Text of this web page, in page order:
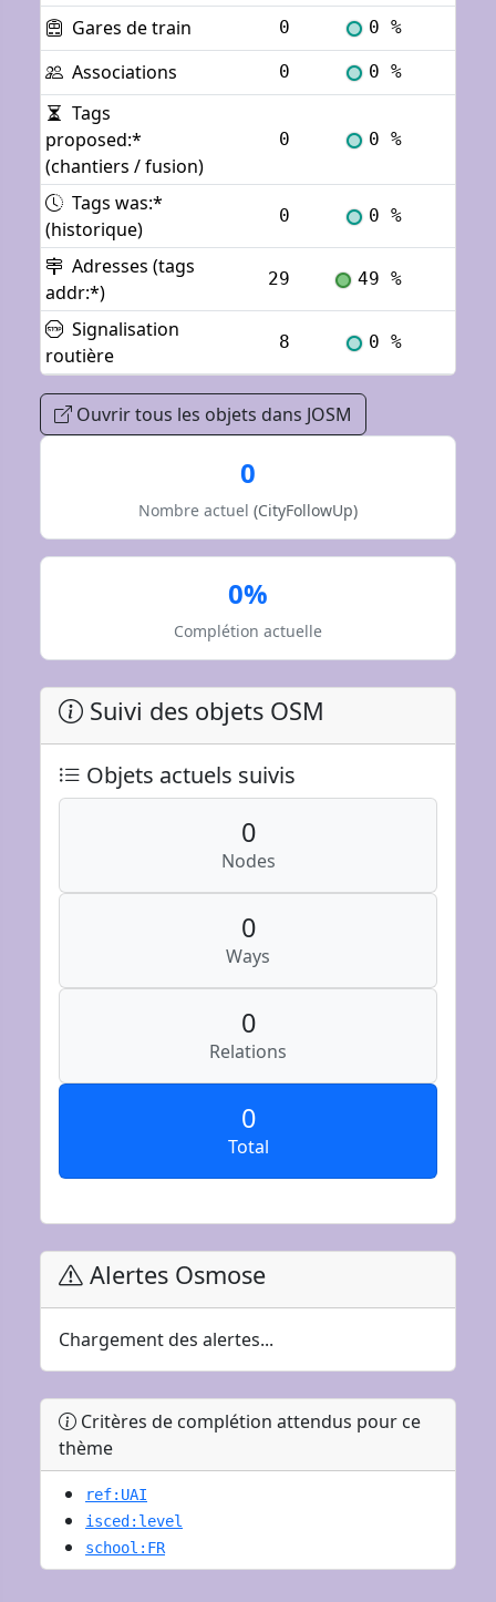
Gares de train 0 0 %
Associations 0 0 %
Tags
proposed:*
(chantiers / fusion)
0 0 %
Tags was:*
(historique)
0 0 %
Adresses (tags
addr:*)
29 49 %
Signalisation
routière
8 0 %
Ouvrir tous les objets dans JOSM
0
Nombre actuel (CityFollowUp)
0%
Complétion actuelle
Suivi des objets OSM
Objets actuels suivis
0
Nodes
0
Ways
0
Relations
0
Total
Alertes Osmose
Chargement des alertes...
Critères de complétion attendus pour ce
thème
ref:UAI
isced:level
school:FR